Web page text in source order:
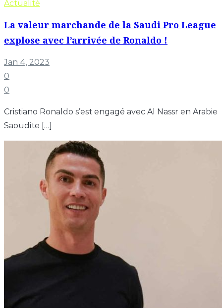
Actualité
La valeur marchande de la Saudi Pro League
explose avec l’arrivée de Ronaldo !
Jan 4, 2023
0
0
Cristiano Ronaldo s’est engagé avec Al Nassr en Arabie
Saoudite […]